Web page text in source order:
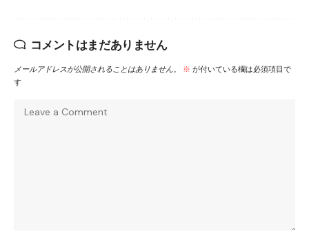
コメントはまだありません
メールアドレスが公開されることはありません。 ※ が付いている欄は必須項目で
す